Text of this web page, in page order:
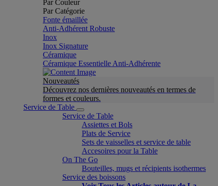
Par Couleur
Par Catégorie
Fonte émaillée
Anti-Adhérent Robuste
Inox
Inox Signature
Céramique
Céramique Essentielle Anti-Adhérente
Nouveautés
Découvrez nos dernières nouveautés en termes de
formes et couleurs.
Service de Table
Service de Table
Assiettes et Bols
Plats de Service
Sets de vaisselles et service de table
Accesoires pour la Table
On The Go
Bouteilles, mugs et récipients isothermes
Service des boissons